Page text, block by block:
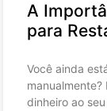
A
para
Você ainda
dinheiro ao